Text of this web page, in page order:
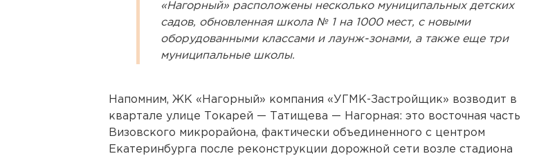
«Нагорный» расположены несколько муниципальных детских
садов, обновленная школа № 1 на 1000 мест, с новыми
оборудованными классами и лаунж-зонами, а также еще три
муниципальные школы.
Напомним, ЖК «Нагорный» компания «УГМК-Застройщик» возводит в
квартале улице Токарей — Татищева — Нагорная: это восточная часть
Визовского микрорайона, фактически объединенного с центром
Екатеринбурга после реконструкции дорожной сети возле стадиона